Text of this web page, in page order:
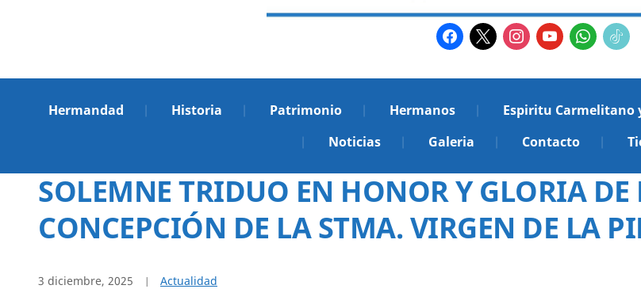
facebook
x instagram
youtubewhatsapp
tiktok2
Hermandad Historia Patrimonio Hermanos Espiritu Carmelitano
Noticias
Galeria Contacto
SOLEMNE TRIDUO EN HONOR Y GLORIA
CONCEPCIÓN DE LA STMA. VIRGEN DE LA
3 diciembre, 2025 Actualidad